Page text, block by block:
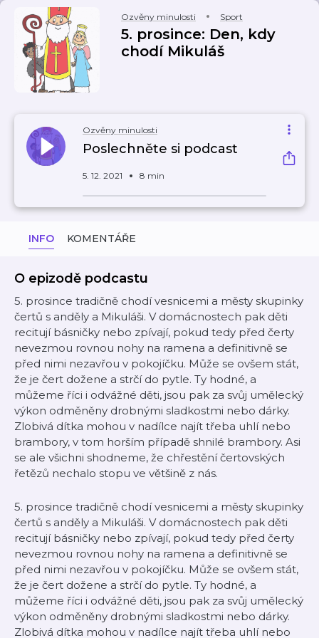
Ozvěny minulosti Sport
5. prosince: Den, kdy
chodí Mikuláš
Ozvěny minulosti
Poslechněte si podcast
5. 12. 2021 8 min
INFO KOMENTÁŘE
O epizodě podcastu
5. prosince tradičně chodí vesnicemi a městy skupinky
čertů s anděly a Mikuláši. V domácnostech pak děti
recitují básničky nebo zpívají, pokud tedy před čerty
nevezmou rovnou nohy na ramena a definitivně se
před nimi nezavřou v pokojíčku. Může se ovšem stát,
že je čert dožene a strčí do pytle. Ty hodné, a
můžeme říci i odvážné děti, jsou pak za svůj umělecký
výkon odměněny drobnými sladkostmi nebo dárky.
Zlobivá dítka mohou v nadílce najít třeba uhlí nebo
brambory, v tom horším případě shnilé brambory. Asi
se ale všichni shodneme, že chřestění čertovských
řetězů nechalo stopu ve většině z nás.
5. prosince tradičně chodí vesnicemi a městy skupinky
čertů s anděly a Mikuláši. V domácnostech pak děti
recitují básničky nebo zpívají, pokud tedy před čerty
nevezmou rovnou nohy na ramena a definitivně se
před nimi nezavřou v pokojíčku. Může se ovšem stát,
že je čert dožene a strčí do pytle. Ty hodné, a
můžeme říci i odvážné děti, jsou pak za svůj umělecký
výkon odměněny drobnými sladkostmi nebo dárky.
Zlobivá dítka mohou v nadílce najít třeba uhlí nebo